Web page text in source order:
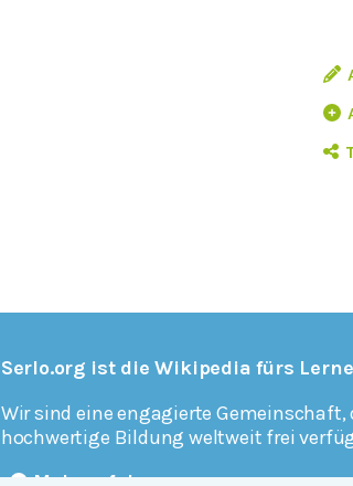
Serlo.org ist die Wikipedia fürs
Wir sind eine engagierte Gemeinschaft,
hochwertige Bildung weltweit frei